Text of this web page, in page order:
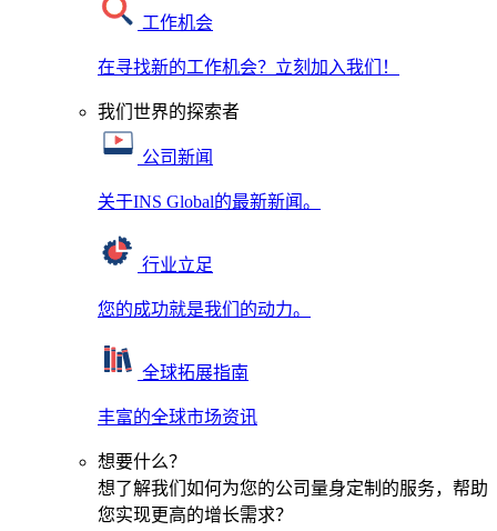
工作机会
在寻找新的工作机会？立刻加入我们！
我们世界的探索者
公司新闻
关于INS Global的最新新闻。
行业立足
您的成功就是我们的动力。
全球拓展指南
丰富的全球市场资讯
想要什么？
想了解我们如何为您的公司量身定制的服务，帮助
您实现更高的增长需求？